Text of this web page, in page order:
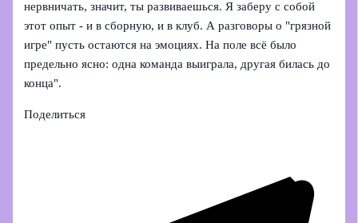
нервничать, значит, ты развиваешься. Я заберу с собой
этот опыт - и в сборную, и в клуб. А разговоры о "грязной
игре" пусть остаются на эмоциях. На поле всё было
предельно ясно: одна команда выиграла, другая билась до
конца".
Поделиться